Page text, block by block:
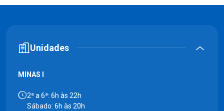
Unidades
MINAS I
2ª a 6ª: 6h às 22h
Sábado: 6h às 20h